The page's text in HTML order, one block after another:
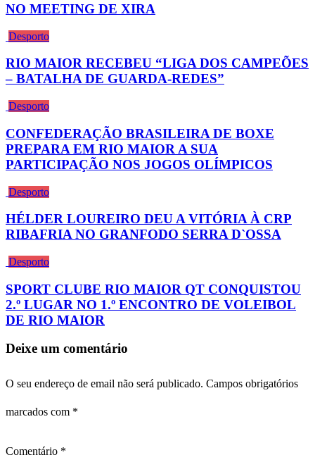
NO MEETING DE XIRA
Desporto
RIO MAIOR RECEBEU “LIGA DOS CAMPEÕES
– BATALHA DE GUARDA-REDES”
Desporto
CONFEDERAÇÃO BRASILEIRA DE BOXE
PREPARA EM RIO MAIOR A SUA
PARTICIPAÇÃO NOS JOGOS OLÍMPICOS
Desporto
HÉLDER LOUREIRO DEU A VITÓRIA À CRP
RIBAFRIA NO GRANFODO SERRA D`OSSA
Desporto
SPORT CLUBE RIO MAIOR QT CONQUISTOU
2.º LUGAR NO 1.º ENCONTRO DE VOLEIBOL
DE RIO MAIOR
Deixe um comentário
O seu endereço de email não será publicado. Campos obrigatórios
marcados com *
Comentário *